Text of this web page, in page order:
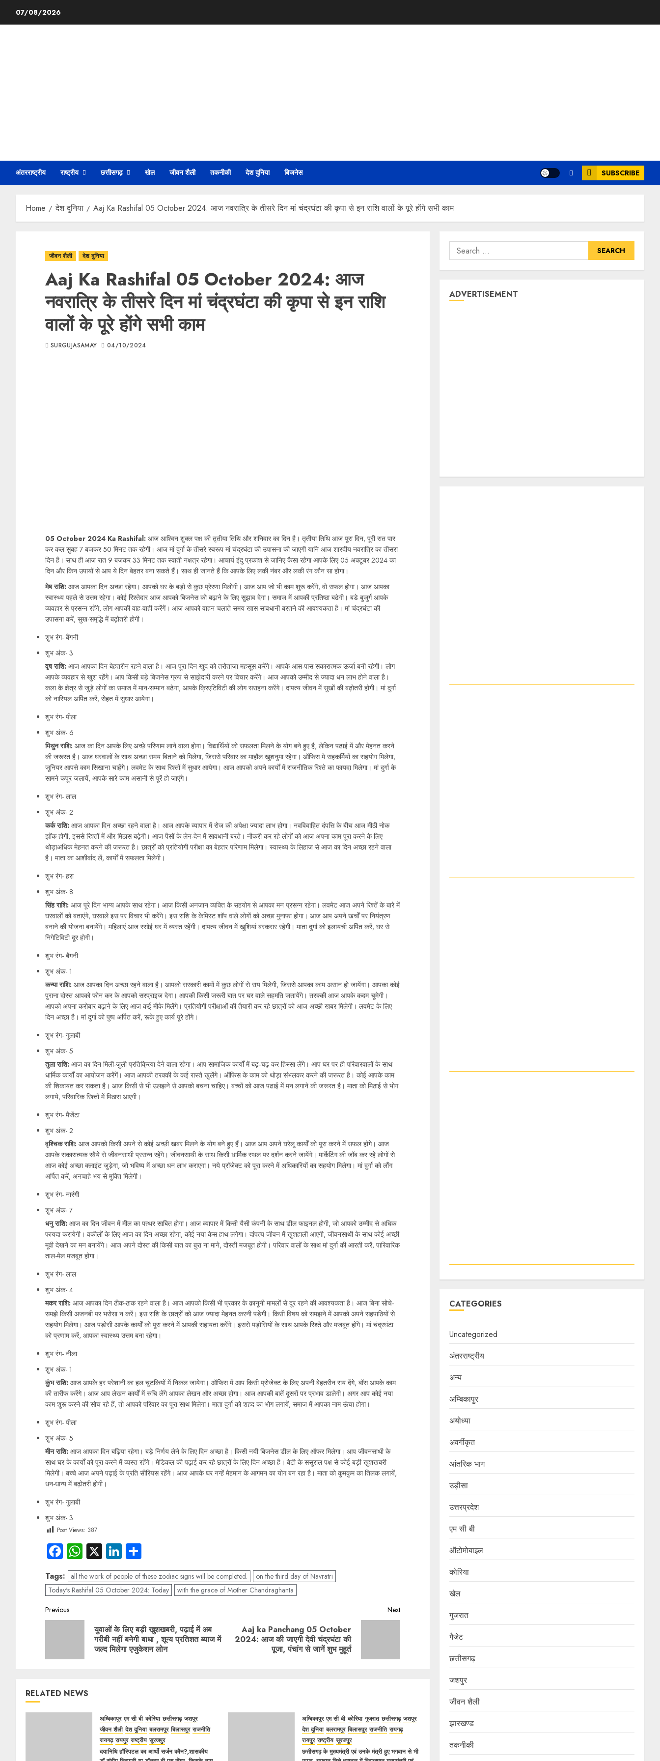
07/08/2026
अंतरराष्ट्रीय राष्ट्रीय छत्तीसगढ़ खेल जीवन शैली तकनीकी देश दुनिया बिजनेस SUBSCRIBE
Home देश दुनिया Aaj Ka Rashifal 05 October 2024: आज नवरात्रि के तीसरे दिन मां चंद्रघंटा की कृपा से इन राशि वालों के पूरे होंगे सभी काम
जीवन शैली देश दुनिया
Aaj Ka Rashifal 05 October 2024: आज
नवरात्रि के तीसरे दिन मां चंद्रघंटा की कृपा से इन राशि
वालों के पूरे होंगे सभी काम
SURGUJASAMAY 04/10/2024
05 October 2024 Ka Rashifal: आज आश्विन शुक्ल पक्ष की तृतीया तिथि और शनिवार का दिन है। तृतीया तिथि आज पूरा दिन, पूरी रात पार
कर कल सुबह 7 बजकर 50 मिनट तक रहेगी। आज मां दुर्गा के तीसरे स्वरूप मां चंद्रघंटा की उपासना की जाएगी यानि आज शारदीय नवरात्रि का तीसरा
दिन है। साथ ही आज रात 9 बजकर 33 मिनट तक स्वाती नक्षत्र रहेगा। आचार्य इंदु प्रकाश से जानिए कैसा रहेगा आपके लिए 05 अक्टूबर 2024 का
दिन और किन उपायों से आप ये दिन बेहतर बना सकते हैं। साथ ही जानते हैं कि आपके लिए लकी नंबर और लकी रंग कौन सा होगा।
मेष राशि: आज आपका दिन अच्छा रहेगा। आपको घर के बड़ो से कुछ प्रेरणा मिलोगी। आज आप जो भी काम शुरू करेंगे, वो सफल होगा। आज आपका
स्वास्थ्य पहले से उत्तम रहेगा। कोई रिश्तेदार आज आपको बिजनेस को बढ़ाने के लिए सुझाव देगा। समाज में आपकी प्रतिष्ठा बढेगी। बडे बुजुर्ग आपके
व्यवहार से प्रसन्न रहेंगे, लोग आपकी वाह-वाही करेंगें। आज आपको वाहन चलाते समय खास सावधानी बरतने की आवश्यकता है। मां चंद्रघंटा की
उपासना करें, सुख-समृद्धि में बढ़ोतरी होगी।
शुभ रंग- बैंगनी
शुभ अंक- 3
वृष राशि: आज आपका दिन बेहतरीन रहने वाला है। आज पूरा दिन खुद को तरोताजा महसूस करेंगे। आपके आस-पास सकारात्मक ऊर्जा बनी रहेगी। लोग
आपके व्यवहार से खुश रहेंगे। आप किसी बड़े बिजनेस ग्रुप से साझेदारी करने पर विचार करेंगे। आज आपको उम्मीद से ज्यादा धन लाभ होने वाला है।
कला के क्षेत्र से जुड़े लोगों का समाज में मान-सम्मान बढेगा, आपके क्रिएटिविटी की लोग सराहना करेंगे। दांपत्य जीवन में सुखों की बढ़ोतरी होगी। मां दुर्गा
को नारियल अर्पित करें, सेहत में सुधार आयेगा।
शुभ रंग- पीला
शुभ अंक- 6
मिथुन राशि: आज का दिन आपके लिए अच्छे परिणाम लाने वाला होगा। विद्यार्थियों को सफलता मिलने के योग बने हुए है, लेकिन पढाई में और मेहनत करने
की जरूरत है। आज घरवालों के साथ अच्छा समय बिताने को मिलेगा, जिससे परिवार का माहौल खुशनुमा रहेगा। ऑफिस मे सहकर्मियों का सहयोग मिलेगा,
जूनियर आपसे काम सिखाना चाहेंगे। लवमेट के साथ रिश्तों में सुधार आयेगा। आज आपको अपने कार्यों में राजनीतिक रिश्ते का फायदा मिलेगा। मां दुर्गा के
सामने कपूर जलायें, आपके सारे काम असानी से पूरें हो जाएंगे।
शुभ रंग- लाल
शुभ अंक- 2
कर्क राशि: आज आपका दिन अच्छा रहने वाला है। आज आपके व्यापार में रोज की अपेक्षा ज्यादा लाभ होगा। नवविवाहित दंपत्ति के बीच आज मीठी नोक
झोंक होगी, इससे रिश्तों में और मिठास बढ़ेगी। आज पैसों के लेन-देन में सावधानी बरते। नौकरी कर रहे लोगों को आज अपना काम पूरा करने के लिए
थोड़ाअधिक मेहनत करने की जरूरत है। छात्रों को प्रतियोगी परीक्षा का बेहतर परिणाम मिलेगा। स्वास्थ्य के लिहाज से आज का दिन अच्छा रहने वाला
है। माता का आशीर्वाद लें, कार्यों में सफलता मिलेगी।
शुभ रंग- हरा
शुभ अंक- 8
सिंह राशि: आज पूरे दिन भाग्य आपके साथ रहेगा। आज किसी अनजान व्यक्ति के सहयोग से आपका मन प्रसन्न रहेगा। लवमेट आज अपने रिश्तें के बारे में
घरवालों को बताएंगे, घरवाले इस पर विचार भी करेंगे। इस राशि के केमिस्ट शॉप वाले लोगों को अच्छा मुनाफा होगा। आज आप अपने खर्चों पर नियंत्रण
बनाने की योजना बनायेंगे। महिलाएं आज रसोई घर में व्यस्त रहेंगी। दांपत्य जीवन में खुशियां बरकरार रहेगी। माता दुर्गा को इलायची अर्पित करें, घर से
निगेटिविटी दूर होगी।
शुभ रंग- बैंगनी
शुभ अंक- 1
कन्या राशि: आज आपका दिन अच्छा रहने वाला है। आपको सरकारी कामों में कुछ लोगों से राय मिलेगी, जिससे आपका काम असान हो जायेंगा। आपका कोई
पुराना दोस्त आपको फोन कर के आपको सरप्राइज देगा। आपकी किसी जरूरी बात पर घर वाले सहमति जतायेंगे। तरक्की आज आपके कदम चूमेगी।
आपको अपना करोबार बढ़ाने के लिए आज कई मौके मिलेंगे। प्रतियोगी परीक्षाओं की तैयारी कर रहे छात्रों को आज अच्छी खबर मिलेगी। लवमेट के लिए
दिन अच्छा है। मां दुर्गा को पुष्प अर्पित करें, रूके हुए कार्य पूरे होंगे।
शुभ रंग- गुलाबी
शुभ अंक- 5
तुला राशि: आज का दिन मिली-जुली प्रतिक्रिया देने वाला रहेगा। आप सामाजिक कार्यों में बढ़-चढ़ कर हिस्सा लेंगे। आप घर पर ही परिवारवालों के साथ
धार्मिक कार्यों का आयोजन करेंगें। आज आपकी तरक्की के कई रास्ते खुलेंगे। ऑफिस के काम को थोड़ा संभलकर करने की जरूरत है। कोई आपके काम
की शिकायत कर सकता है। आज किसी से भी उलझने से आपको बचना चाहिए। बच्चों को आज पढाई में मन लगाने की जरूरत है। माता को मिठाई से भोग
लगाये, परिवारिक रिश्तों में मिठास आएगी।
शुभ रंग- मैजेंटा
शुभ अंक- 2
वृश्चिक राशि: आज आपको किसी अपने से कोई अच्छी खबर मिलने के योग बने हुए हैं। आज आप अपने घरेलू कार्यों को पूरा करने में सफल होंगे। आज
आपके सकारात्मक रवैये से जीवनसाथी प्रसन्न रहेंगे। जीवनसाथी के साथ किसी धार्मिक स्थल पर दर्शन करने जायेंगे। मार्केटिंग की जॉब कर रहे लोगों से
आज कोई अच्छा क्लाइंट जुड़ेगा, जो भविष्य में अच्छा धन लाभ कराएगा। नये प्रॉजेक्ट को पूरा करने में अधिकारियों का सहयोग मिलेगा। मां दुर्गा को लौंग
अर्पित करें, अनचाहे भय से मुक्ति मिलेगी।
शुभ रंग- नारंगी
शुभ अंक- 7
धनु राशि: आज का दिन जीवन में मील का पत्थर साबित होगा। आज व्यापार में किसी यैसी कंपनी के साथ डील फाइनल होगी, जो आपको उम्मीद से अधिक
फायदा करायेगी। वकीलों के लिए आज का दिन अच्छा रहेगा, कोई नया केस हाथ लगेगा। दांपत्य जीवन में खुशहाली आएगी, जीवनसाथी के साथ कोई अच्छी
मूवी देखने का मन बनायेंगे। आज अपने दोस्त की किसी बात का बुरा ना माने, दोस्ती मजबूत होगी। परिवार वालों के साथ मां दुर्गा की आरती करें, पारिवारिक
ताल-मेल मजबूत होगा।
शुभ रंग- लाल
शुभ अंक- 4
मकर राशि: आज आपका दिन ठीक-ठाक रहने वाला है। आज आपको किसी भी प्रकार के क़ानूनी मामलों से दूर रहने की आवश्यकता है। आज बिना सोचे-
समझे किसी अजनबी पर भरोसा न करें। इस राशि के छात्रों को आज ज्यादा मेहनत करनी पड़ेगी। किसी विषय को समझने में आपको अपने सहपाठियों से
सहयोग मिलेगा। आज पड़ोसी आपके कार्यों को पूरा करने में आपकी सहायता करेंगे। इससे पड़ोसियों के साथ आपके रिश्ते और मजबूत होंगे। मां चंद्रघंटा
को प्रणाम करें, आपका स्वास्थ्य उत्तम बना रहेगा।
शुभ रंग- नीला
शुभ अंक- 1
कुंभ राशि: आज आपके हर परेशानी का हल चुटकियों में निकल जायेगा। ऑफिस में आप किसी प्रोजेक्ट के लिए अपनी बेहतरीन राय देंगे, बॉस आपके काम
की तारीफ करेंगे। आज आप लेखन कार्यों में रुचि लेंगे आपका लेखन और अच्छा होगा। आज आपकी बातें दूसरों पर प्रभाव डालेगी। अगर आप कोई नया
काम शुरू करने की सोच रहे हैं, तो आपको परिवार का पूरा साथ मिलेगा। माता दुर्गा को शहद का भोग लगायें, समाज में आपका नाम ऊंचा होगा।
शुभ रंग- पीला
शुभ अंक- 5
मीन राशि: आज आपका दिन बढ़िया रहेगा। बड़े निर्णय लेने के लिए दिन अच्छा है। किसी नयी बिजनेस डील के लिए ऑफर मिलेगा। आप जीवनसाथी के
साथ घर के कार्यों को पूरा करने में व्यस्त रहेंगे। मेडिकल की पढ़ाई कर रहे छात्रों के लिए दिन अच्छा है। बेटी के ससुराल पक्ष से कोई बड़ी खुशखबरी
मिलेगी। बच्चे आज अपने पढ़ाई के प्रति सीरियस रहेंगे। आज आपके घर नन्हें मेहमान के आगमन का योग बन रहा है। माता को कुमकुम का तिलक लगायें,
धन-धान्य में बढ़ोतरी होगी।
शुभ रंग- गुलाबी
शुभ अंक- 3
Post Views: 387
Facebook
WhatsApp
X LinkedIn
Tags: all the work of people of these zodiac signs will be completed.
on the third day of Navratri
Today's Rashifal 05 October 2024: Today
with the grace of Mother Chandraghanta
Post
navigation
Previous
Previous
युवाओं के लिए बड़ी खुशखबरी, पढ़ाई में अब
गरीबी नहीं बनेगी बाधा , शून्य प्रतिशत ब्याज में
जल्द मिलेगा एजुकेशन लोन
Next
Next
Aaj ka Panchang 05 October
2024: आज की जाएगी देवी चंद्रघंटा की
पूजा, पंचांग से जानें शुभ मुहूर्त
RELATED NEWS
अम्बिकापुर एम सी बी कोरिया छत्तीसगढ़ जशपुर
जीवन शैली देश दुनिया बलरामपुर बिलासपुर राजनीति
रायगढ़ रायपुर राष्ट्रीय सूरजपुर
दयानिधि हॉस्पिटल का आर्थो सर्जन कौन?,शासकीय
अम्बिकापुर एम सी बी कोरिया गुजरात छत्तीसगढ़ जशपुर
देश दुनिया बलरामपुर बिलासपुर राजनीति रायगढ़
रायपुर राष्ट्रीय सूरजपुर
छत्तीसगढ़ के मुख्यमंत्री एवं उनके मंत्री हुए भगवान से भी
Search
for:
ADVERTISEMENT
CATEGORIES
Uncategorized
अंतरराष्ट्रीय
अन्य
अम्बिकापुर
अयोध्या
अवर्गीकृत
आंतरिक भाग
उड़ीसा
उत्तरप्रदेश
एम सी बी
ऑटोमोबाइल
कोरिया
खेल
गुजरात
गैजेट
छत्तीसगढ़
जशपुर
जीवन शैली
झारखण्ड
तकनीकी